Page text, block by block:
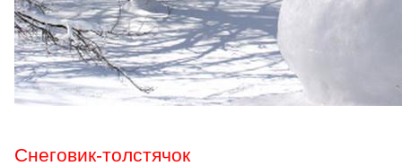
Снеговик-толстячок